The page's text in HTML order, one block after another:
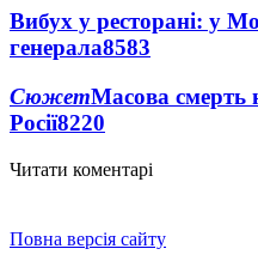
Вибух у ресторані: у
генерала8583
СюжетМасова
Росії8220
Читати коментарі
Повна версія сайту